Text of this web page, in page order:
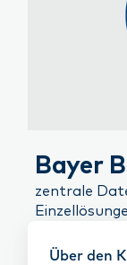
Bayer
zentrale
Über den